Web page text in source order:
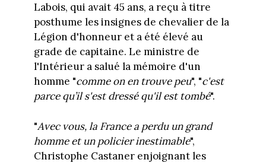
Labois, qui avait 45 ans, a reçu à titre
posthume les insignes de chevalier de la
Légion d'honneur et a été élevé au
grade de capitaine. Le ministre de
l'Intérieur a salué la mémoire d'un
homme "comme on en trouve peu", "c'est
parce qu’il s'est dressé qu'il est tombé".
"Avec vous, la France a perdu un grand
homme et un policier inestimable",
Christophe Castaner enjoignant les